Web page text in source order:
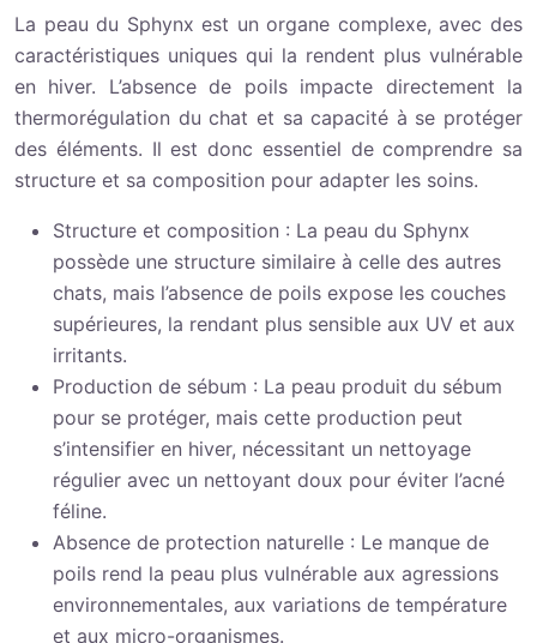
La peau du Sphynx est un organe complexe, avec des
caractéristiques uniques qui la rendent plus vulnérable
en hiver. L’absence de poils impacte directement la
thermorégulation du chat et sa capacité à se protéger
des éléments. Il est donc essentiel de comprendre sa
structure et sa composition pour adapter les soins.
Structure et composition : La peau du Sphynx
possède une structure similaire à celle des autres
chats, mais l’absence de poils expose les couches
supérieures, la rendant plus sensible aux UV et aux
irritants.
Production de sébum : La peau produit du sébum
pour se protéger, mais cette production peut
s’intensifier en hiver, nécessitant un nettoyage
régulier avec un nettoyant doux pour éviter l’acné
féline.
Absence de protection naturelle : Le manque de
poils rend la peau plus vulnérable aux agressions
environnementales, aux variations de température
et aux micro-organismes.